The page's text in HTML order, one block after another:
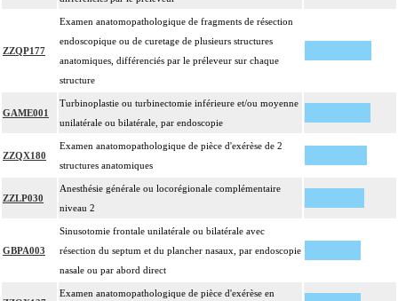
ZZQP177
Examen anatomopathologique de fragments de résection
endoscopique ou de curetage de plusieurs structures
anatomiques, différenciés par le préleveur sur chaque
structure
GAME001
Turbinoplastie ou turbinectomie inférieure et/ou moyenne
unilatérale ou bilatérale, par endoscopie
ZZQX180
Examen anatomopathologique de pièce d'exérèse de 2
structures anatomiques
ZZLP030
Anesthésie générale ou locorégionale complémentaire
niveau 2
GBPA003
Sinusotomie frontale unilatérale ou bilatérale avec
résection du septum et du plancher nasaux, par endoscopie
nasale ou par abord direct
Examen anatomopathologique de pièce d'exérèse en